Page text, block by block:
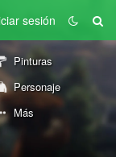
sesión
Pinturas
Personaje
Más